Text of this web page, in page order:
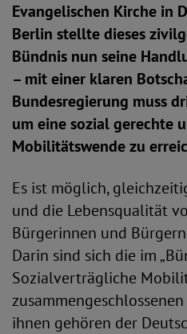
Evangelischen Kirche in
Berlin stellte dieses
Bündnis nun seine
– mit einer klaren
Bundesregierung muss
um eine sozial gerechte
Mobilitätswende zu
Es ist möglich,
und die Lebensqualität
Bürgerinnen und
Darin sind sich die im
Sozialverträgliche
ihnen gehören der